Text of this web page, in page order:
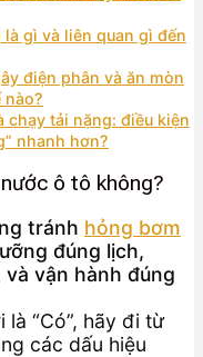
gì và liên quan gì đến
điện phân và ăn mòn
nào?
tải nặng: điều kiện
nhanh hơn?
ô tô không?
tránh hỏng bơm
đúng lịch,
vận hành đúng
“Có”, hãy đi từ
các dấu hiệu